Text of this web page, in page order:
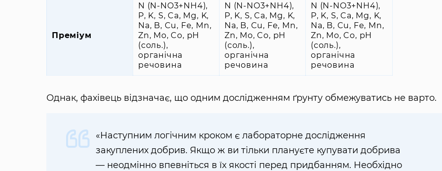
Преміум
N (N-NO3+NH4),
P, K, S, Ca, Mg, K,
Na, B, Cu, Fe, Mn,
Zn, Mo, Co, pH
(соль.),
органічна
речовина
N (N-NO3+NH4),
P, K, S, Ca, Mg, K,
Na, B, Cu, Fe, Mn,
Zn, Mo, Co, pH
(соль.),
органічна
речовина
N (N-NO3+NH4),
P, K, S, Ca, Mg, K,
Na, B, Cu, Fe, Mn,
Zn, Mo, Co, pH
(соль.),
органічна
речовина
Однак, фахівець відзначає, що одним дослідженням ґрунту обмежуватись не варто.
«Наступним логічним кроком є лабораторне дослідження
закуплених добрив. Якщо ж ви тільки плануєте купувати добрива
— неодмінно впевніться в їх якості перед придбанням. Необхідно